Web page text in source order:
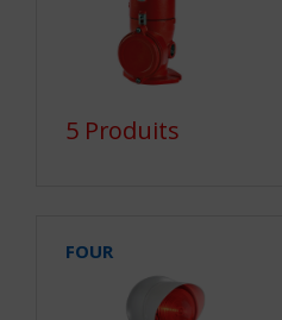
5 Produits
FOUR